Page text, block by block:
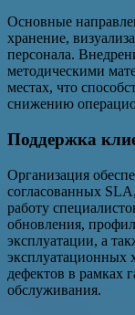
Основные
хранение,
персонала.
методическими
местах, что
снижению
Поддержка
Организация
согласованных
работу
обновления,
эксплуатации, а
эксплуатационных
дефектов в рамках
обслуживания.